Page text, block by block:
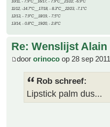
10/11, - 7.9°C__16/17, - 7.9°C__21/22, -6.9°C
11/12, -14.7°C__17/18, - 8.3°C__22/23, -7.1°C
12/13, - 7.9°C__18/19, - 7.5°C
13/14, - 0.8°C__19/20, - 2.8°C
Re: Wenslijst Alain
door orinoco op 28 sep
Rob schreef:
Lipstick palm dus...